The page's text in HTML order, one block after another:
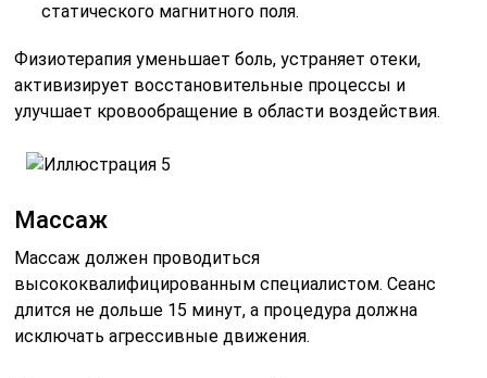
статического магнитного поля.
Физиотерапия уменьшает боль, устраняет отеки,
активизирует восстановительные процессы и
улучшает кровообращение в области воздействия.
Массаж
Массаж должен проводиться
высококвалифицированным специалистом. Сеанс
длится не дольше 15 минут, а процедура должна
исключать агрессивные движения.